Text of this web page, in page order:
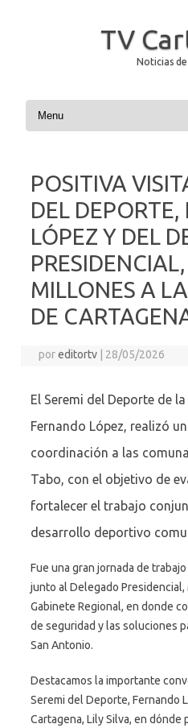
TV
Noticias
Saltar al contenido
POSITIVA
DEL
LÓPEZ Y DEL
MILLONES A
DE
poreditortv 28/05/2026
El Seremi del Deporte de
Fernando López, realizó
coordinación a las
Tabo, con el objetivo de
fortalecer el trabajo
desarrollo deportivo
Fue una gran jornada de
junto al Delegado
Gabinete Regional, en donde
de seguridad y las soluciones
San Antonio.
Destacamos la importante
Seremi del Deporte, Fernando
Cartagena, Lily Silva, en dónde